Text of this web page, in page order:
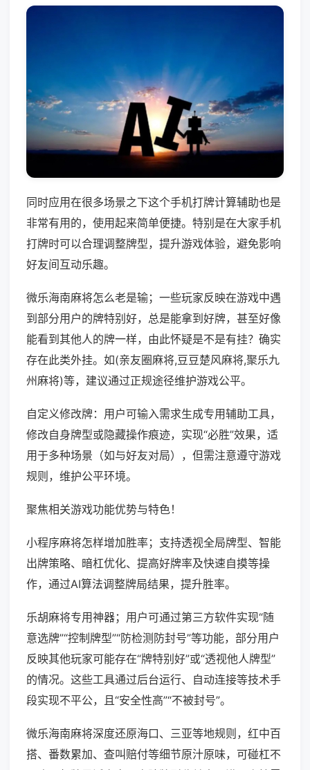
同时应用在很多场景之下这个手机打牌计算辅助也是
非常有用的，使用起来简单便捷。特别是在大家手机
打牌时可以合理调整牌型，提升游戏体验，避免影响
好友间互动乐趣。
微乐海南麻将怎么老是输；一些玩家反映在游戏中遇
到部分用户的牌特别好，总是能拿到好牌，甚至好像
能看到其他人的牌一样，由此怀疑是不是有挂？确实
存在此类外挂。如(亲友圈麻将,豆豆楚风麻将,聚乐九
州麻将)等，建议通过正规途径维护游戏公平。
自定义修改牌：用户可输入需求生成专用辅助工具，
修改自身牌型或隐藏操作痕迹，实现“必胜”效果，适
用于多种场景（如与好友对局），但需注意遵守游戏
规则，维护公平环境。
聚焦相关游戏功能优势与特色！
小程序麻将怎样增加胜率；支持透视全局牌型、智能
出牌策略、暗杠优化、提高好牌率及快速自摸等操
作，通过AI算法调整牌局结果，提升胜率。
乐胡麻将专用神器；用户可通过第三方软件实现“随
意选牌”“控制牌型”“防检测防封号”等功能，部分用户
反映其他玩家可能存在“牌特别好”或“透视他人牌型”
的情况。这些工具通过后台运行、自动连接等技术手
段实现不平公，且“安全性高”“不被封号”。
微乐海南麻将深度还原海口、三亚等地规则，红中百
搭、番数累加、查叫赔付等细节原汁原味，可碰杠不